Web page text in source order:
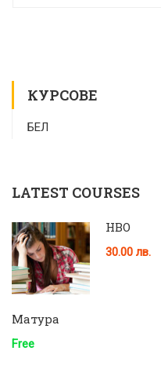
КУРСОВЕ
БЕЛ
LATEST COURSES
НВО
30.00 лв.
Матура
Free